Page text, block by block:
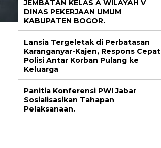
JEMBATAN KELAS A WILAYAH V
DINAS PEKERJAAN UMUM
KABUPATEN BOGOR.
Lansia Tergeletak di Perbatasan
Karanganyar-Kajen, Respons Cepat
Polisi Antar Korban Pulang ke
Keluarga
Panitia Konferensi PWI Jabar
Sosialisasikan Tahapan
Pelaksanaan.